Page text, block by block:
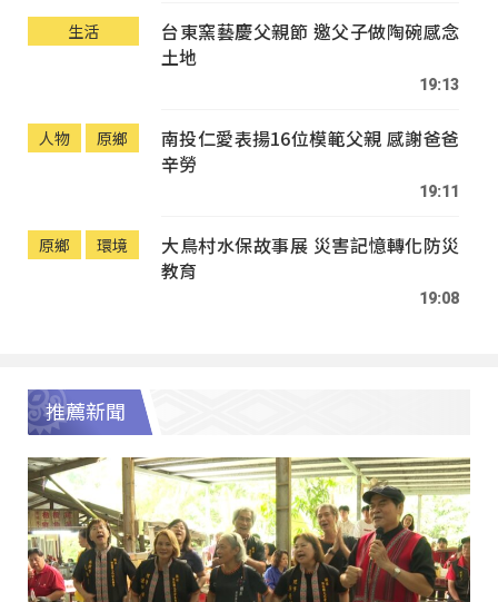
生活
台東窯藝慶父親節 邀父子做陶碗感念
土地
19:13
人物 原鄉
南投仁愛表揚16位模範父親 感謝爸爸
辛勞
19:11
原鄉 環境
大鳥村水保故事展 災害記憶轉化防災
教育
19:08
推薦新聞